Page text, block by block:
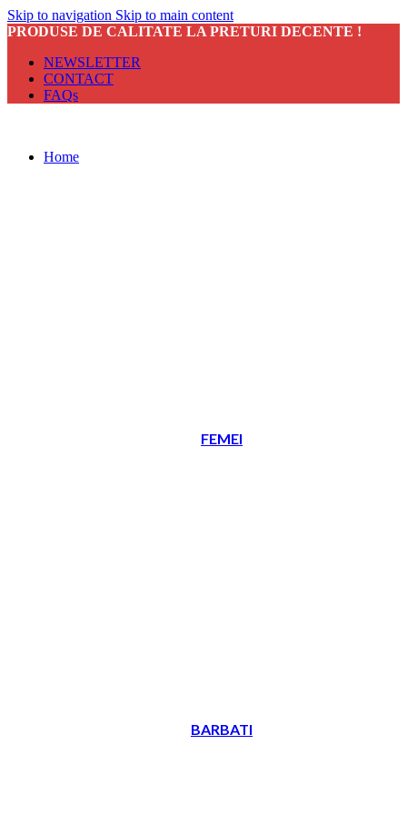
Skip to navigation Skip to main content
PRODUSE DE CALITATE LA PRETURI DECENTE !
NEWSLETTER
CONTACT
FAQs
Home
FEMEI
BARBATI